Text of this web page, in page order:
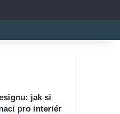
jak si
pro interiér